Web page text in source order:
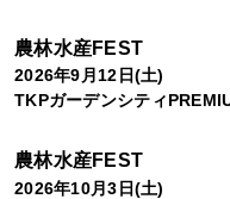
農林水産FEST
2026年9月12日(土)
TKPガーデンシティ
農林水産FEST
2026年10月3日(土)